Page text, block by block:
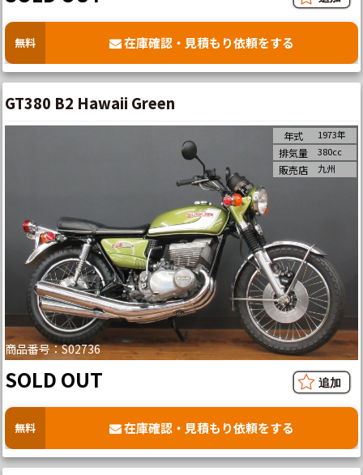
無料 在庫確認・見積もり依頼をする
GT380 B2 Hawaii Green
商品番号：S02736
年式 1973年
排気量 380cc
販売店 九州
SOLD OUT
無料 在庫確認・見積もり依頼をする